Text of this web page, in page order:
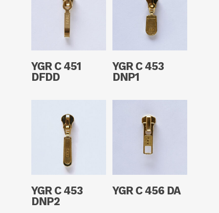
Read More
YGR C 451
DFDD
Read More
YGR C 453
DNP1
Read More
YGR C 453
DNP2
Read More
YGR C 456 DA